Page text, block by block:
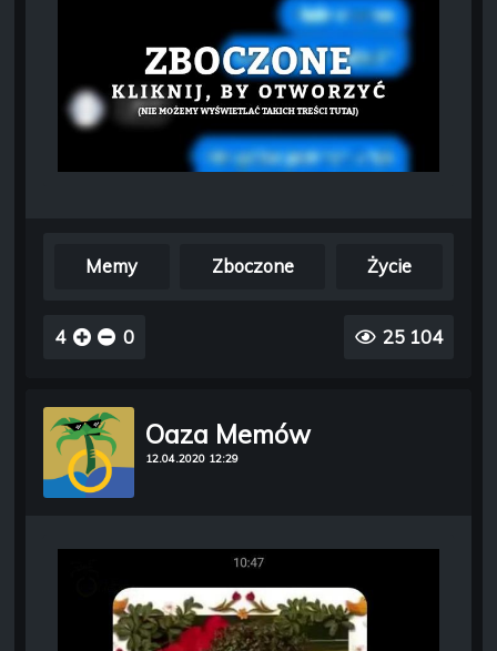
Memy Zboczone Życie
4 0 25 104
Oaza Memów
12.04.2020 12:29